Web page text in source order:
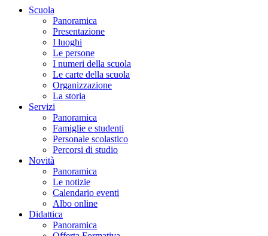
Scuola
Panoramica
Presentazione
I luoghi
Le persone
I numeri della scuola
Le carte della scuola
Organizzazione
La storia
Servizi
Panoramica
Famiglie e studenti
Personale scolastico
Percorsi di studio
Novità
Panoramica
Le notizie
Calendario eventi
Albo online
Didattica
Panoramica